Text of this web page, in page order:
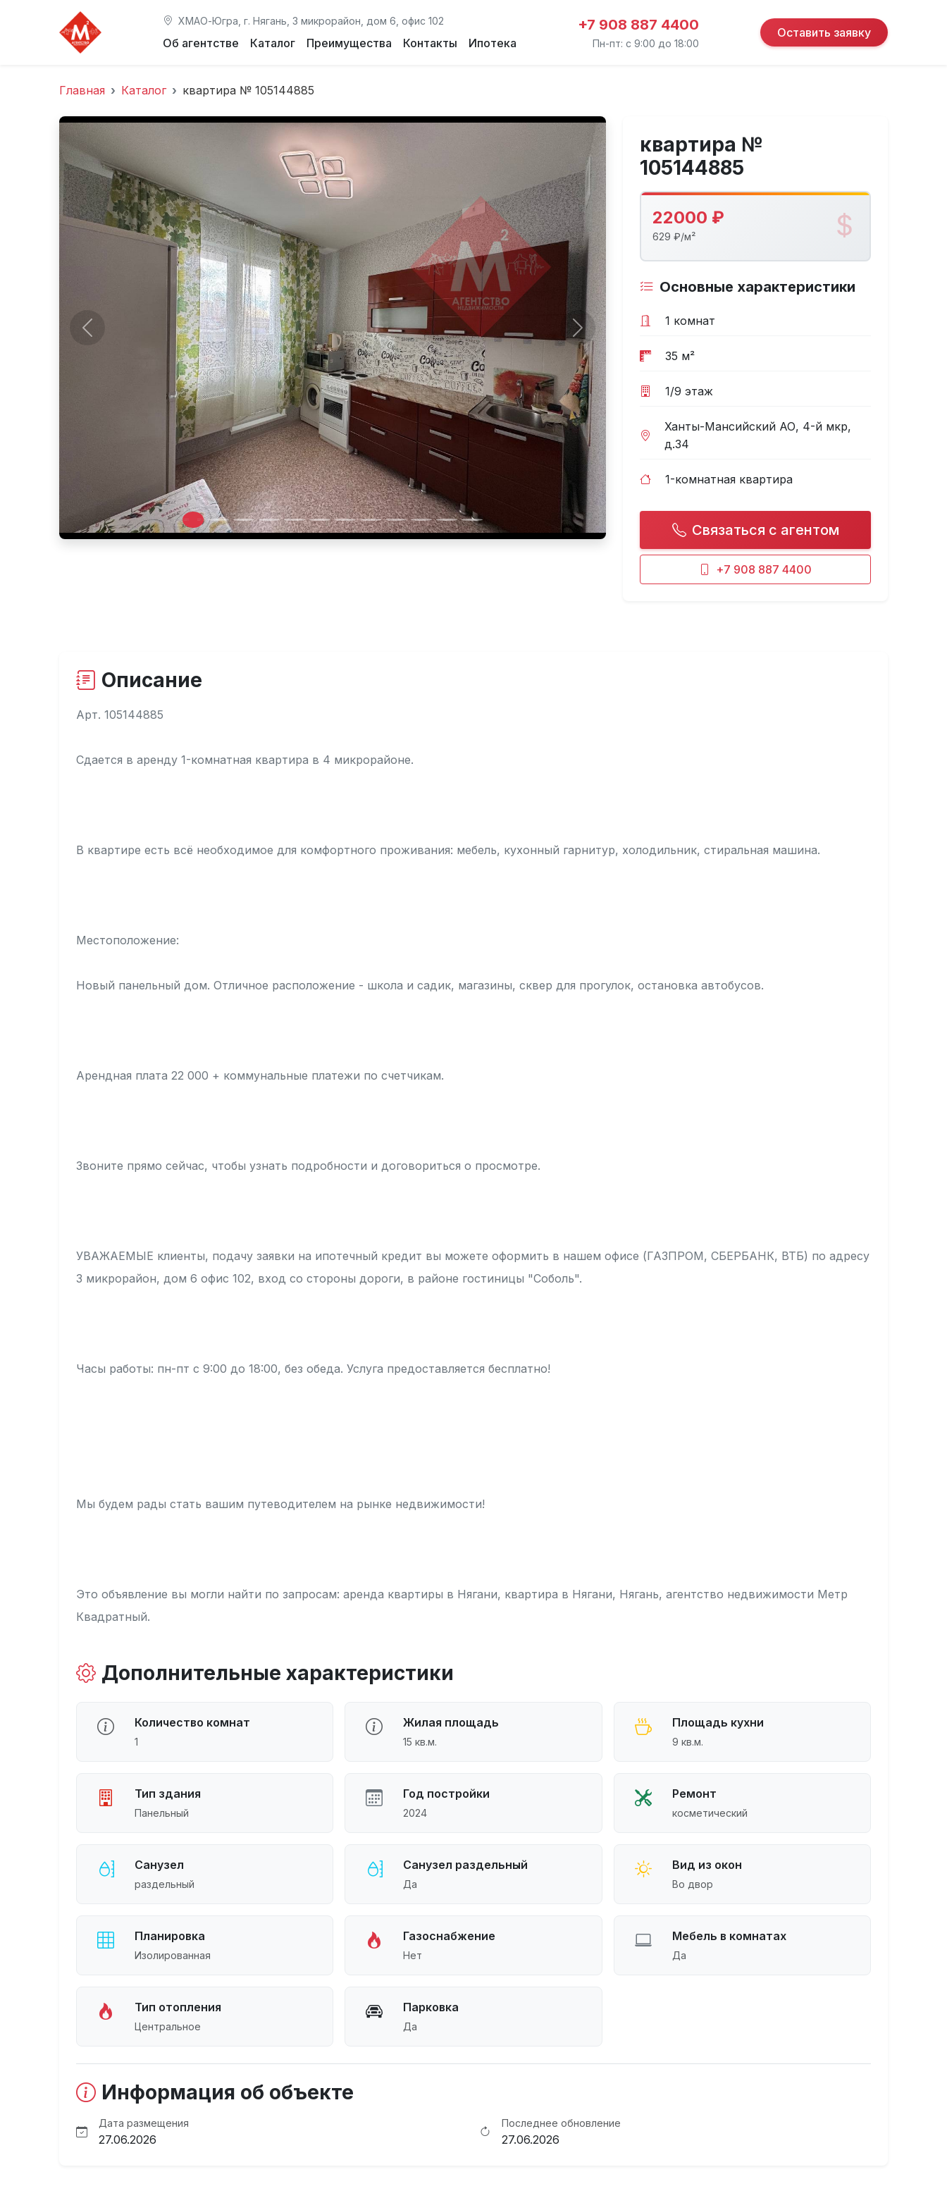
ХМАО-Югра, г. Нягань, 3 микрорайон, дом 6, офис 102
Об агентстве Каталог Преимущества Контакты Ипотека
+7 908 887 4400
Пн-пт: с 9:00 до 18:00
Оставить заявку
Главная Каталог квартира № 105144885
Предыдущее Следующее
квартира №
105144885
22000 ₽
629 ₽/м²
Основные характеристики
1 комнат
35 м²
1/9 этаж
Ханты-Мансийский АО, 4-й мкр,
д.34
1-комнатная квартира
Связаться с агентом
+7 908 887 4400
Описание
Арт. 105144885
Сдается в аренду 1-комнатная квартира в 4 микрорайоне.
В квартире есть всё необходимое для комфортного проживания: мебель, кухонный гарнитур, холодильник, стиральная машина.
Местоположение:
Новый панельный дом. Отличное расположение - школа и садик, магазины, сквер для прогулок, остановка автобусов.
Арендная плата 22 000 + коммунальные платежи по счетчикам.
Звоните прямо сейчас, чтобы узнать подробности и договориться о просмотре.
УВАЖАЕМЫЕ клиенты, подачу заявки на ипотечный кредит вы можете оформить в нашем офисе (ГАЗПРОМ, СБЕРБАНК, ВТБ) по адресу
3 микрорайон, дом 6 офис 102, вход со стороны дороги, в районе гостиницы "Соболь".
Часы работы: пн-пт с 9:00 до 18:00, без обеда. Услуга предоставляется бесплатно!
Мы будем рады стать вашим путеводителем на рынке недвижимости!
Это объявление вы могли найти по запросам: аренда квартиры в Нягани, квартира в Нягани, Нягань, агентство недвижимости Метр
Квадратный.
Дополнительные характеристики
Количество комнат
1
Жилая площадь
15 кв.м.
Площадь кухни
9 кв.м.
Тип здания
Панельный
Год постройки
2024
Ремонт
косметический
Санузел
раздельный
Санузел раздельный
Да
Вид из окон
Во двор
Планировка
Изолированная
Газоснабжение
Нет
Мебель в комнатах
Да
Тип отопления
Центральное
Парковка
Да
Информация об объекте
Дата размещения
27.06.2026
Последнее обновление
27.06.2026